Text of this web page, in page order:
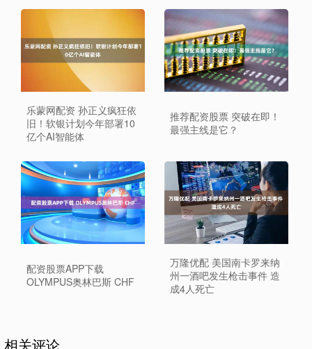
乐蒙网配资 孙正义疯狂依
旧！软银计划今年部署10
亿个AI智能体
推荐配资股票 突破在即！
最强主线是它？
配资股票APP下载
OLYMPUS奥林巴斯 CHF
万隆优配 美国南卡罗来纳
州一酒吧发生枪击事件 造
成4人死亡
相关评论